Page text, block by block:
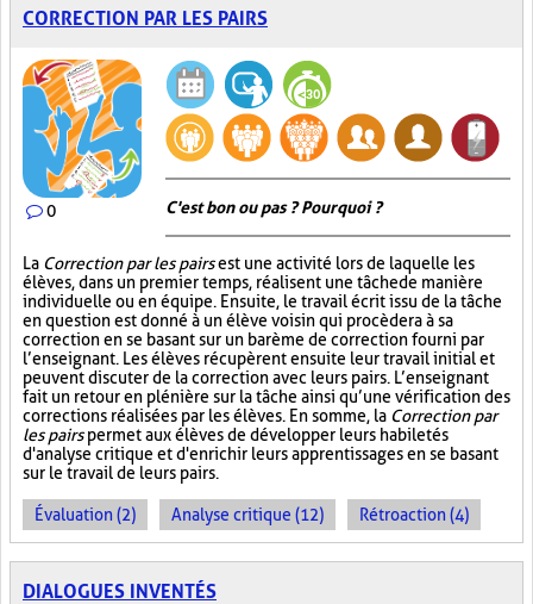
CORRECTION PAR LES PAIRS
0 C'est bon ou pas ? Pourquoi ?
La Correction par les pairsest une activité lors de laquelle les
élèves, dans un premier temps, réalisent une tâche de manière
individuelle ou en équipe. Ensuite, le travail écrit issu de la tâche
en question est donné à un élève voisin qui procèdera à sa
correction en se basant sur un barème de correction fourni par
l’enseignant. Les élèves récupèrent ensuite leur travail initial et
peuvent discuter de la correction avec leurs pairs. L’enseignant
fait un retour en plénière sur la tâche ainsi qu’une vérification des
corrections réalisées par les élèves. En somme, la Correction par
les pairspermet aux élèves de développer leurs habiletés
d'analyse critique et d'enrichir leurs apprentissages en se basant
sur le travail de leurs pairs.
Évaluation (2) Analyse critique (12) Rétroaction (4)
DIALOGUES INVENTÉS